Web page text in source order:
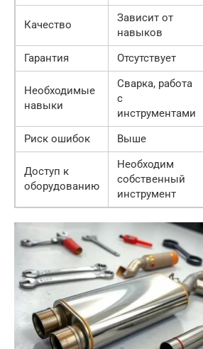
Качество
Зависит от
навыков
Гарантия Отсутствует
Необходимые
навыки
Сварка, работа
с
инструментами
Риск ошибок Выше
Доступ к
оборудованию
Необходим
собственный
инструмент